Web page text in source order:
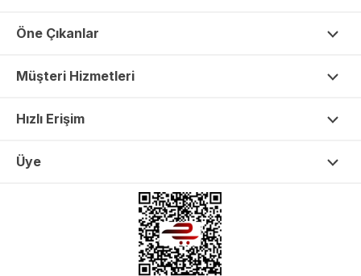
Öne Çıkanlar
Müşteri Hizmetleri
Hızlı Erişim
Üye